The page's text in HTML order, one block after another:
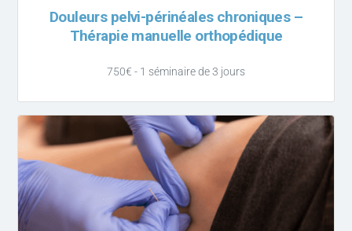
Douleurs pelvi-périnéales chroniques –
Thérapie manuelle orthopédique
750€ - 1 séminaire de 3 jours